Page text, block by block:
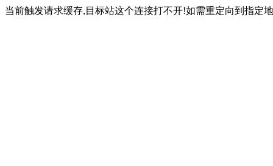
当前触发请求缓存,目标站这个连接打不开!如需重定向到指定